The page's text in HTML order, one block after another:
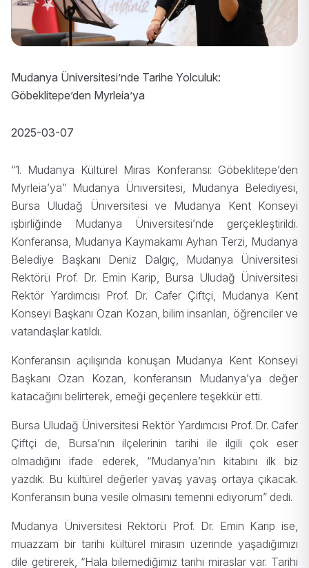
Mudanya Üniversitesi’nde Tarihe Yolculuk:
Göbeklitepe’den Myrleia’ya
2025-03-07
“1. Mudanya Kültürel Miras Konferansı: Göbeklitepe’den
Myrleia’ya” Mudanya Üniversitesi, Mudanya Belediyesi,
Bursa Uludağ Üniversitesi ve Mudanya Kent Konseyi
işbirliğinde Mudanya Üniversitesi’nde gerçekleştirildi.
Konferansa, Mudanya Kaymakamı Ayhan Terzi, Mudanya
Belediye Başkanı Deniz Dalgıç, Mudanya Üniversitesi
Rektörü Prof. Dr. Emin Karip, Bursa Uludağ Üniversitesi
Rektör Yardımcısı Prof. Dr. Cafer Çiftçi, Mudanya Kent
Konseyi Başkanı Ozan Kozan, bilim insanları, öğrenciler ve
vatandaşlar katıldı.
Konferansın açılışında konuşan Mudanya Kent Konseyi
Başkanı Ozan Kozan, konferansın Mudanya’ya değer
katacağını belirterek, emeği geçenlere teşekkür etti.
Bursa Uludağ Üniversitesi Rektör Yardımcısı Prof. Dr. Cafer
Çiftçi de, Bursa’nın ilçelerinin tarihi ile ilgili çok eser
olmadığını ifade ederek, “Mudanya’nın kitabını ilk biz
yazdık. Bu kültürel değerler yavaş yavaş ortaya çıkacak.
Konferansın buna vesile olmasını temenni ediyorum” dedi.
Mudanya Üniversitesi Rektörü Prof. Dr. Emin Karip ise,
muazzam bir tarihi kültürel mirasın üzerinde yaşadığımızı
dile getirerek, “Hala bilemediğimiz tarihi miraslar var. Tarihi